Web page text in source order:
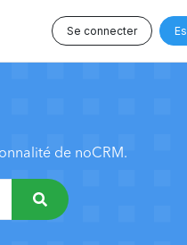
Se connecter
de noCRM.